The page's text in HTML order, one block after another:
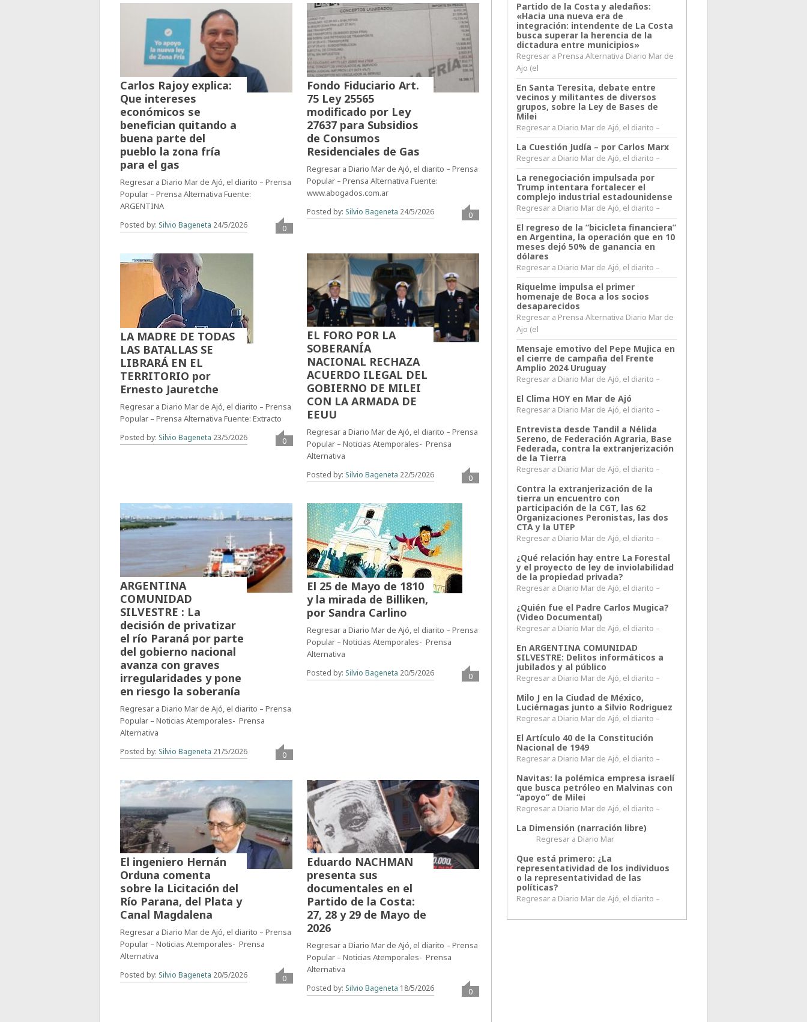
Carlos Rajoy explica:
Que intereses
económicos se
benefician quitando a
buena parte del
pueblo la zona fría
para el gas
Regresar a Diario Mar de Ajó, el diarito – Prensa
Popular – Prensa Alternativa Fuente:
ARGENTINA
Posted by: Silvio Bageneta 24/5/2026 0
Fondo Fiduciario Art.
75 Ley 25565
modificado por Ley
27637 para Subsidios
de Consumos
Residenciales de Gas
Regresar a Diario Mar de Ajó, el diarito – Prensa
Popular – Prensa Alternativa Fuente:
www.abogados.com.ar
Posted by: Silvio Bageneta 24/5/2026 0
LA MADRE DE TODAS
LAS BATALLAS SE
LIBRARÁ EN EL
TERRITORIO por
Ernesto Jauretche
Regresar a Diario Mar de Ajó, el diarito – Prensa
Popular – Prensa Alternativa Fuente: Extracto
Posted by: Silvio Bageneta 23/5/2026 0
EL FORO POR LA
SOBERANÍA
NACIONAL RECHAZA
ACUERDO ILEGAL DEL
GOBIERNO DE MILEI
CON LA ARMADA DE
EEUU
Regresar a Diario Mar de Ajó, el diarito – Prensa
Popular – Noticias Atemporales- Prensa
Alternativa
Posted by: Silvio Bageneta 22/5/2026 0
ARGENTINA
COMUNIDAD
SILVESTRE : La
decisión de privatizar
el río Paraná por parte
del gobierno nacional
avanza con graves
irregularidades y pone
en riesgo la soberanía
Regresar a Diario Mar de Ajó, el diarito – Prensa
Popular – Noticias Atemporales- Prensa
Alternativa
Posted by: Silvio Bageneta 21/5/2026 0
El 25 de Mayo de 1810
y la mirada de Billiken,
por Sandra Carlino
Regresar a Diario Mar de Ajó, el diarito – Prensa
Popular – Noticias Atemporales- Prensa
Alternativa
Posted by: Silvio Bageneta 20/5/2026 0
El ingeniero Hernán
Orduna comenta
sobre la Licitación del
Río Parana, del Plata y
Canal Magdalena
Regresar a Diario Mar de Ajó, el diarito – Prensa
Popular – Noticias Atemporales- Prensa
Alternativa
Posted by: Silvio Bageneta 20/5/2026 0
Eduardo NACHMAN
presenta sus
documentales en el
Partido de la Costa:
27, 28 y 29 de Mayo de
2026
Regresar a Diario Mar de Ajó, el diarito – Prensa
Popular – Noticias Atemporales- Prensa
Alternativa
Posted by: Silvio Bageneta 18/5/2026 0
Partido de la Costa y aledaños:
«Hacia una nueva era de
integración: intendente de La Costa
busca superar la herencia de la
dictadura entre municipios»
Regresar a Prensa Alternativa Diario Mar de
Ajo (el
En Santa Teresita, debate entre
vecinos y militantes de diversos
grupos, sobre la Ley de Bases de
Milei
Regresar a Diario Mar de Ajó, el diarito –
La Cuestión Judía – por Carlos Marx
Regresar a Diario Mar de Ajó, el diarito –
La renegociación impulsada por
Trump intentara fortalecer el
complejo industrial estadounidense
Regresar a Diario Mar de Ajó, el diarito –
El regreso de la “bicicleta financiera”
en Argentina, la operación que en 10
meses dejó 50% de ganancia en
dólares
Regresar a Diario Mar de Ajó, el diarito –
Riquelme impulsa el primer
homenaje de Boca a los socios
desaparecidos
Regresar a Prensa Alternativa Diario Mar de
Ajo (el
Mensaje emotivo del Pepe Mujica en
el cierre de campaña del Frente
Amplio 2024 Uruguay
Regresar a Diario Mar de Ajó, el diarito –
El Clima HOY en Mar de Ajó
Regresar a Diario Mar de Ajó, el diarito –
Entrevista desde Tandil a Nélida
Sereno, de Federación Agraria, Base
Federada, contra la extranjerización
de la Tierra
Regresar a Diario Mar de Ajó, el diarito –
Contra la extranjerización de la
tierra un encuentro con
participación de la CGT, las 62
Organizaciones Peronistas, las dos
CTA y la UTEP
Regresar a Diario Mar de Ajó, el diarito –
¿Qué relación hay entre La Forestal
y el proyecto de ley de inviolabilidad
de la propiedad privada?
Regresar a Diario Mar de Ajó, el diarito –
¿Quién fue el Padre Carlos Mugica?
(Video Documental)
Regresar a Diario Mar de Ajó, el diarito –
En ARGENTINA COMUNIDAD
SILVESTRE: Delitos informáticos a
jubilados y al público
Regresar a Diario Mar de Ajó, el diarito –
Milo J en la Ciudad de México,
Luciérnagas junto a Silvio Rodriguez
Regresar a Diario Mar de Ajó, el diarito –
El Artículo 40 de la Constitución
Nacional de 1949
Regresar a Diario Mar de Ajó, el diarito –
Navitas: la polémica empresa israelí
que busca petróleo en Malvinas con
“apoyo” de Milei
Regresar a Diario Mar de Ajó, el diarito –
La Dimensión (narración libre)
Regresar a Diario Mar
Que está primero: ¿La
representatividad de los individuos
o la representatividad de las
políticas?
Regresar a Diario Mar de Ajó, el diarito –